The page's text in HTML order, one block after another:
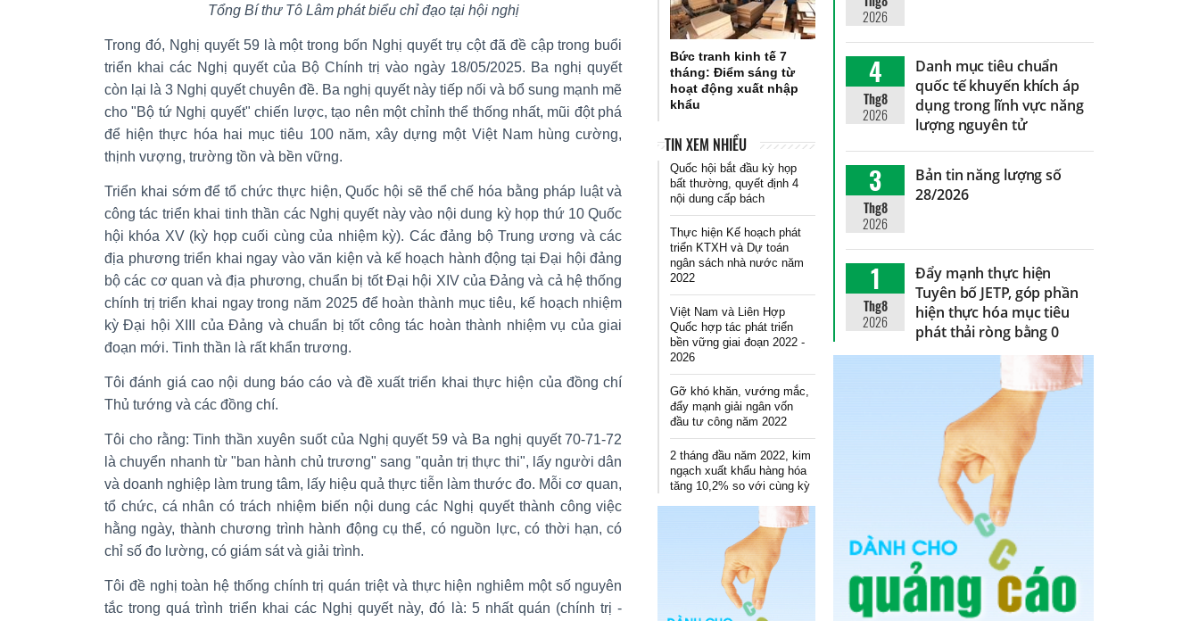
Tổng Bí thư Tô Lâm phát biểu chỉ đạo tại hội nghị
Trong đó, Nghị quyết 59 là một trong bốn Nghị quyết trụ cột đã đề cập trong buổi
triển khai các Nghị quyết của Bộ Chính trị vào ngày 18/05/2025. Ba nghị quyết
còn lại là 3 Nghị quyết chuyên đề. Ba nghị quyết này tiếp nối và bổ sung mạnh mẽ
cho "Bộ tứ Nghị quyết" chiến lược, tạo nên một chỉnh thể thống nhất, mũi đột phá
để hiện thực hóa hai mục tiêu 100 năm, xây dựng một Việt Nam hùng cường,
thịnh vượng, trường tồn và bền vững.
Triển khai sớm để tổ chức thực hiện, Quốc hội sẽ thể chế hóa bằng pháp luật và
công tác triển khai tinh thần các Nghị quyết này vào nội dung kỳ họp thứ 10 Quốc
hội khóa XV (kỳ họp cuối cùng của nhiệm kỳ). Các đảng bộ Trung ương và các
địa phương triển khai ngay vào văn kiện và kế hoạch hành động tại Đại hội đảng
bộ các cơ quan và địa phương, chuẩn bị tốt Đại hội XIV của Đảng và cả hệ thống
chính trị triển khai ngay trong năm 2025 để hoàn thành mục tiêu, kế hoạch nhiệm
kỳ Đại hội XIII của Đảng và chuẩn bị tốt công tác hoàn thành nhiệm vụ của giai
đoạn mới. Tinh thần là rất khẩn trương.
Tôi đánh giá cao nội dung báo cáo và đề xuất triển khai thực hiện của đồng chí
Thủ tướng và các đồng chí.
Tôi cho rằng: Tinh thần xuyên suốt của Nghị quyết 59 và Ba nghị quyết 70-71-72
là chuyển nhanh từ "ban hành chủ trương" sang "quản trị thực thi", lấy người dân
và doanh nghiệp làm trung tâm, lấy hiệu quả thực tiễn làm thước đo. Mỗi cơ quan,
tổ chức, cá nhân có trách nhiệm biến nội dung các Nghị quyết thành công việc
hằng ngày, thành chương trình hành động cụ thể, có nguồn lực, có thời hạn, có
chỉ số đo lường, có giám sát và giải trình.
Tôi đề nghị toàn hệ thống chính trị quán triệt và thực hiện nghiêm một số nguyên
tắc trong quá trình triển khai các Nghị quyết này, đó là: 5 nhất quán (chính trị -
Bức tranh kinh tế 7
tháng: Điểm sáng từ
hoạt động xuất nhập
khẩu
TIN XEM NHIỀU
Quốc hội bắt đầu kỳ họp
bất thường, quyết định 4
nội dung cấp bách
Thực hiện Kế hoạch phát
triển KTXH và Dự toán
ngân sách nhà nước năm
2022
Việt Nam và Liên Hợp
Quốc hợp tác phát triển
bền vững giai đoạn 2022 -
2026
Gỡ khó khăn, vướng mắc,
đẩy mạnh giải ngân vốn
đầu tư công năm 2022
2 tháng đầu năm 2022, kim
ngạch xuất khẩu hàng hóa
tăng 10,2% so với cùng kỳ
2026
4
Thg8
2026
Danh mục tiêu chuẩn
quốc tế khuyến khích áp
dụng trong lĩnh vực năng
lượng nguyên tử
3
Thg8
2026
Bản tin năng lượng số
28/2026
1
Thg8
2026
Đẩy mạnh thực hiện
Tuyên bố JETP, góp phần
hiện thực hóa mục tiêu
phát thải ròng bằng 0